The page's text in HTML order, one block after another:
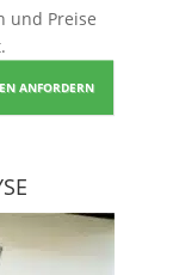
und Preise
ANFORDERN